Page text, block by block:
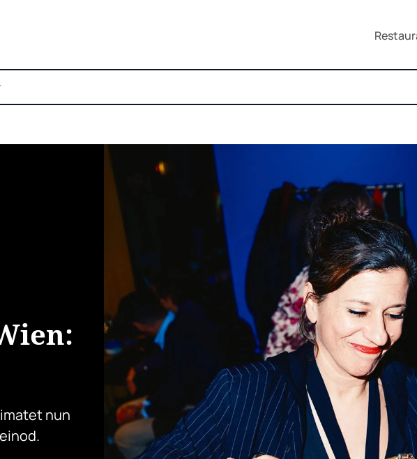
nun